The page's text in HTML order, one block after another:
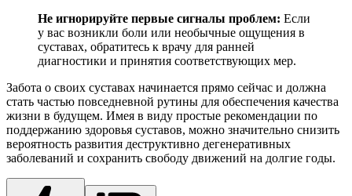
Не игнорируйте первые сигналы проблем: Если
у вас возникли боли или необычные ощущения в
суставах, обратитесь к врачу для ранней
диагностики и принятия соответствующих мер.
Забота о своих суставах начинается прямо сейчас и должна
стать частью повседневной рутины для обеспечения качества
жизни в будущем. Имея в виду простые рекомендации по
поддержанию здоровья суставов, можно значительно снизить
вероятность развития деструктивно дегенеративных
заболеваний и сохранить свободу движений на долгие годы.